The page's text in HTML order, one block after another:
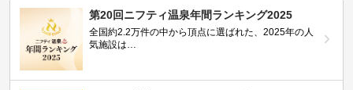
第20回ニフティ温泉年間ランキング2025
全国約2.2万件の中から頂点に選ばれた、2025年の人
気施設は…